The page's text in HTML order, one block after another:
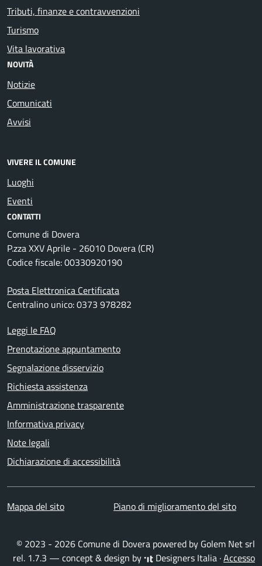
Tributi, finanze e contravvenzioni
Turismo
Vita lavorativa
NOVITÀ
Notizie
Comunicati
Avvisi
VIVERE IL COMUNE
Luoghi
Eventi
CONTATTI
Comune di Dovera
P.zza XXV Aprile - 26010 Dovera (CR)
Codice fiscale: 00330920190
Posta Elettronica Certificata
Centralino unico: 0373 978282
Leggi le FAQ
Prenotazione appuntamento
Segnalazione disservizio
Richiesta assistenza
Amministrazione trasparente
Informativa privacy
Note legali
Dichiarazione di accessibilità
Mappa del sito Piano di miglioramento del sito
© 2023 - 2026 Comune di Dovera powered by Golem Net srl
rel. 1.7.3 — concept & design by
Designers Italia ·Accesso